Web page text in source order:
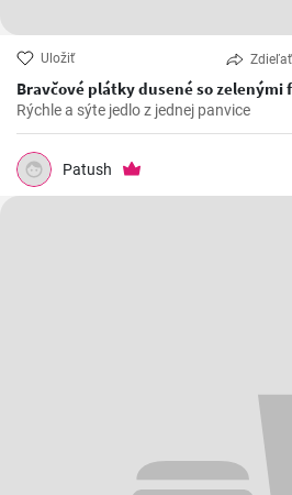
Uložiť Zdieľať
Bravčové plátky dusené so zelenými
Rýchle a sýte jedlo z jednej panvice
Patush